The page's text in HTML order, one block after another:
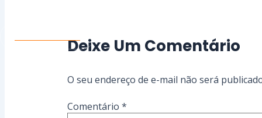
Deixe Um Comentário
O seu endereço de e-mail não será
Comentário *